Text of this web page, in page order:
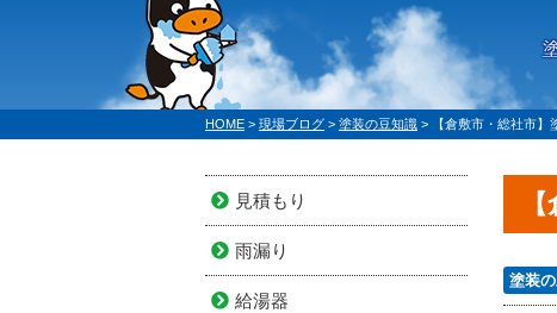
HOME > 現場ブログ > 塗装の豆知識 > 【倉敷市・総社市
塗装
見積もり
雨漏り
給湯器